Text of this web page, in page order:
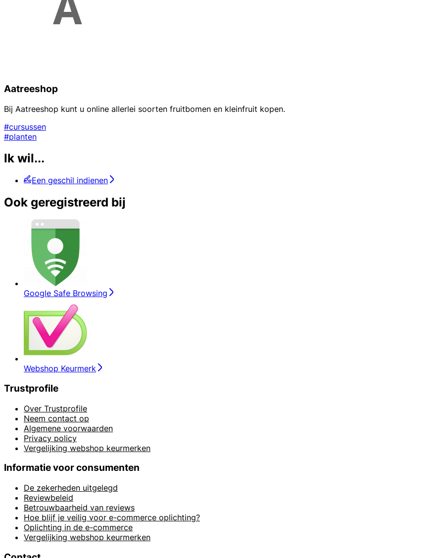
Aatreeshop
Bij Aatreeshop kunt u online allerlei soorten fruitbomen en kleinfruit kopen.
#cursussen
#planten
Ik wil...
Een geschil indienen
Ook geregistreerd bij
Google Safe Browsing
Webshop Keurmerk
Trustprofile
Over Trustprofile
Neem contact op
Algemene voorwaarden
Privacy policy
Vergelijking webshop keurmerken
Informatie voor consumenten
De zekerheden uitgelegd
Reviewbeleid
Betrouwbaarheid van reviews
Hoe blijf je veilig voor e-commerce oplichting?
Oplichting in de e-commerce
Vergelijking webshop keurmerken